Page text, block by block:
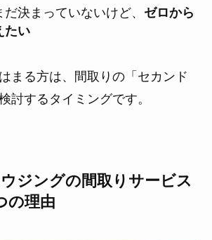
決まっていないけど、 ゼロから
たい
まる方は、間取りの「セカンド
討するタイミングです。
ジングの間取りサービス
の理由